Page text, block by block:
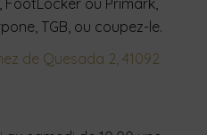
TGB, ou coupez-le.
de Quesada 2, 41092